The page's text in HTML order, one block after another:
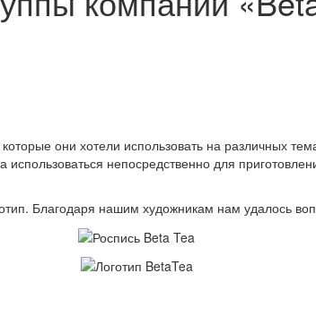
они хотели использовать на различных
непосредственно для
Благодаря нашим художникам нам удалось